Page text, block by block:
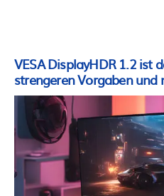
VESA DisplayHDR 1.2 ist
strengeren Vorgaben und